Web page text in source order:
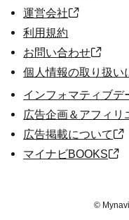
運営会社
利用規約
お問い合わせ
個人情報の取り扱い
インフォマティブデ
広告企画＆アフィリ
広告掲載について
マイナビBOOKS
©